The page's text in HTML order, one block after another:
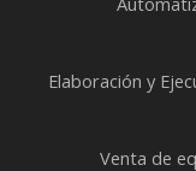
Elaboración y
Venta de